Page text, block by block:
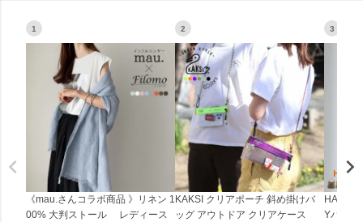
1
《mau.さんコラボ商品 》リネン 1
00% 大判ストール レディース
2
KAKSI クリアポーチ 斜め掛けバ
ッグ アウトドア クリアケース
3
Yバッグ